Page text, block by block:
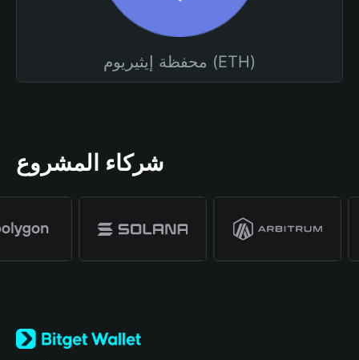
محفظة إيثيريوم (ETH)
شركاء المشروع